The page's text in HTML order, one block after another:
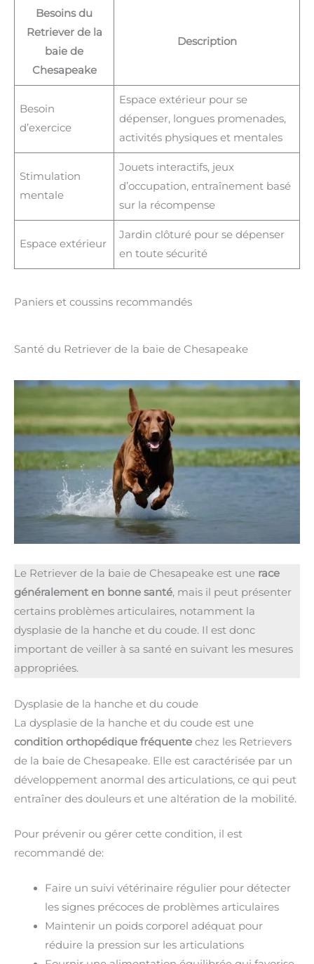
Besoins du
Retriever de la
baie de
Chesapeake
Description
Besoin
d’exercice
Espace extérieur pour se
dépenser, longues promenades,
activités physiques et mentales
Stimulation
mentale
Jouets interactifs, jeux
d’occupation, entraînement basé
sur la récompense
Espace extérieur
Jardin clôturé pour se dépenser
en toute sécurité
Paniers et coussins recommandés
Santé du Retriever de la baie de Chesapeake
Le Retriever de la baie de Chesapeake est une race
généralement en bonne santé, mais il peut présenter
certains problèmes articulaires, notamment la
dysplasie de la hanche et du coude. Il est donc
important de veiller à sa santé en suivant les mesures
appropriées.
Dysplasie de la hanche et du coude
La dysplasie de la hanche et du coude est une
condition orthopédique fréquente chez les Retrievers
de la baie de Chesapeake. Elle est caractérisée par un
développement anormal des articulations, ce qui peut
entraîner des douleurs et une altération de la mobilité.
Pour prévenir ou gérer cette condition, il est
recommandé de:
Faire un suivi vétérinaire régulier pour détecter
les signes précoces de problèmes articulaires
Maintenir un poids corporel adéquat pour
réduire la pression sur les articulations